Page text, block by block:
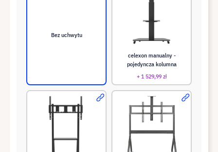
Bez uchwytu
celexon manualny -
pojedyncza kolumna
+ 1 529,99 zł